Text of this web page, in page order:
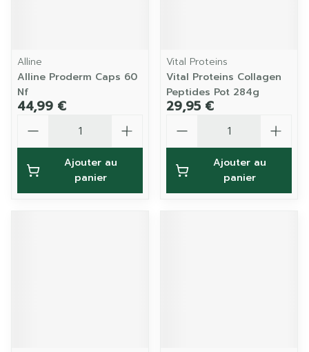
Alline
Alline Proderm Caps 60
Nf
44,99 €
Ajouter au
panier
Vital Proteins
Vital Proteins Collagen
Peptides Pot 284g
29,95 €
Ajouter au
panier